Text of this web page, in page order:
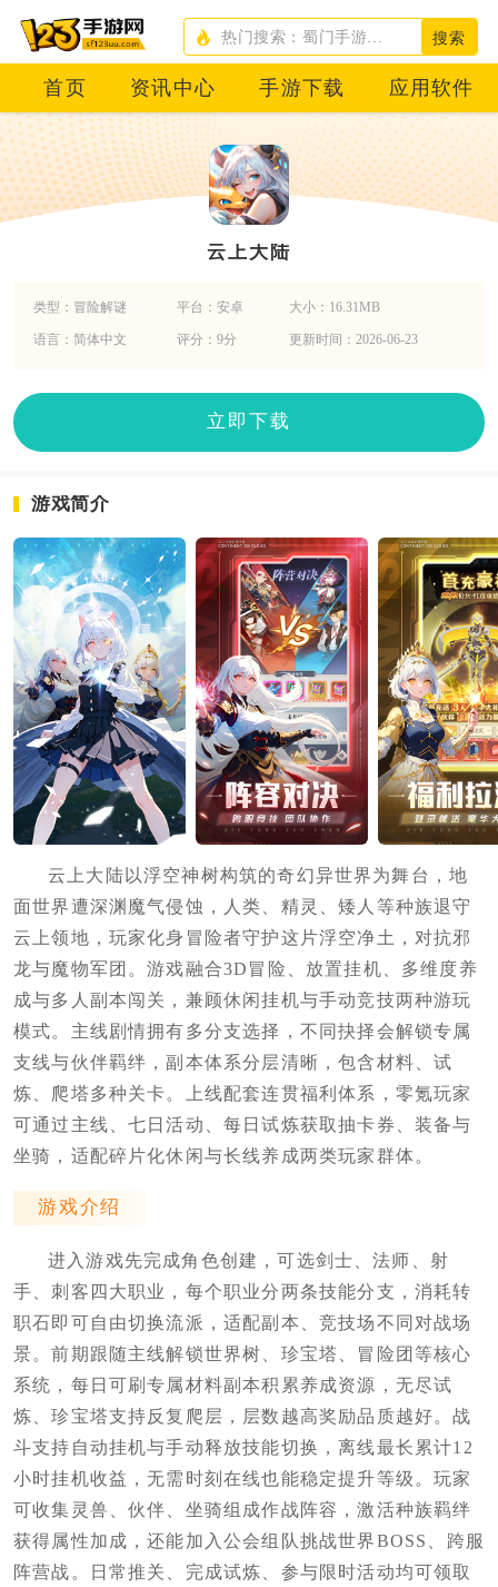
搜索
首页 资讯中心 手游下载 应用软件
云上大陆
类型：冒险解谜 平台：安卓 大小：16.31MB
语言：简体中文 评分：9分 更新时间：2026-06-23
立即下载
游戏简介
云上大陆以浮空神树构筑的奇幻异世界为舞台，地
面世界遭深渊魔气侵蚀，人类、精灵、矮人等种族退守
云上领地，玩家化身冒险者守护这片浮空净土，对抗邪
龙与魔物军团。游戏融合3D冒险、放置挂机、多维度养
成与多人副本闯关，兼顾休闲挂机与手动竞技两种游玩
模式。主线剧情拥有多分支选择，不同抉择会解锁专属
支线与伙伴羁绊，副本体系分层清晰，包含材料、试
炼、爬塔多种关卡。上线配套连贯福利体系，零氪玩家
可通过主线、七日活动、每日试炼获取抽卡券、装备与
坐骑，适配碎片化休闲与长线养成两类玩家群体。
游戏介绍
进入游戏先完成角色创建，可选剑士、法师、射
手、刺客四大职业，每个职业分两条技能分支，消耗转
职石即可自由切换流派，适配副本、竞技场不同对战场
景。前期跟随主线解锁世界树、珍宝塔、冒险团等核心
系统，每日可刷专属材料副本积累养成资源，无尽试
炼、珍宝塔支持反复爬层，层数越高奖励品质越好。战
斗支持自动挂机与手动释放技能切换，离线最长累计12
小时挂机收益，无需时刻在线也能稳定提升等级。玩家
可收集灵兽、伙伴、坐骑组成作战阵容，激活种族羁绊
获得属性加成，还能加入公会组队挑战世界BOSS、跨服
阵营战。日常推关、完成试炼、参与限时活动均可领取